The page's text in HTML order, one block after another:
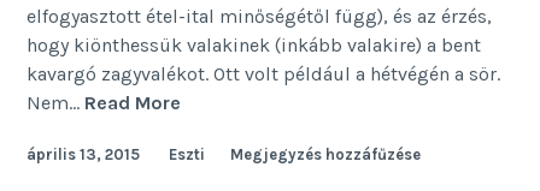
elfogyasztott étel-ital minőségétől függ), és az érzés,
hogy kiönthessük valakinek (inkább valakire) a bent
kavargó zagyvalékot. Ott volt például a hétvégén a sör.
Nem… Read More
április 13, 2015 Eszti Megjegyzés hozzáfűzése